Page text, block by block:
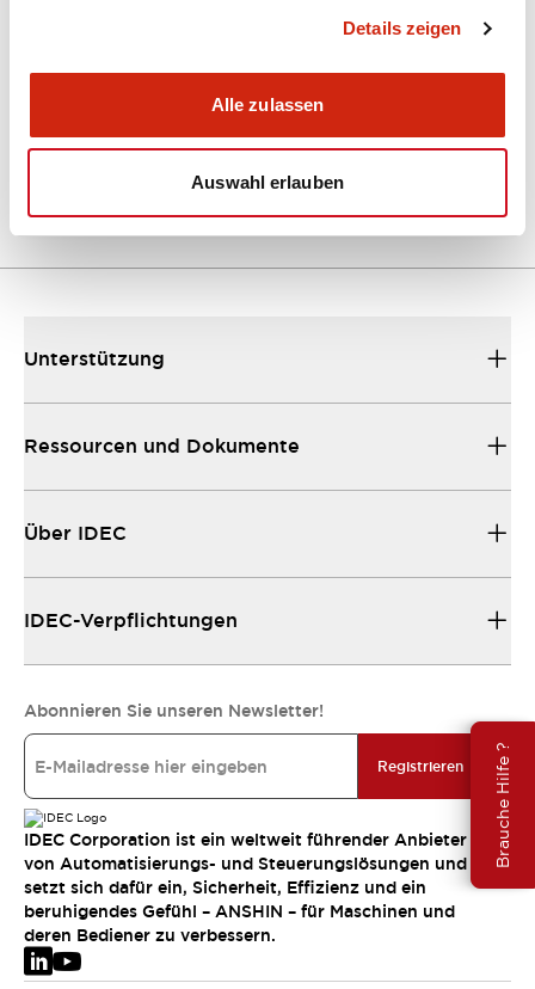
Details zeigen
Alle zulassen
Auswahl erlauben
Brauche Hilfe ?
Bedienungsanleitung
10/10/2024.PDF5.62MB
Unterstützung
Ressourcen und Dokumente
Über IDEC
IDEC-Verpflichtungen
Abonnieren Sie unseren Newsletter!
Registrieren
IDEC Corporation ist ein weltweit führender Anbieter
von Automatisierungs- und Steuerungslösungen und
setzt sich dafür ein, Sicherheit, Effizienz und ein
beruhigendes Gefühl – ANSHIN – für Maschinen und
deren Bediener zu verbessern.